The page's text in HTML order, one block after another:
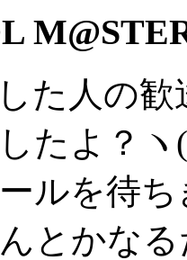
た人の
たよ？ヽ
ルを待
とかな